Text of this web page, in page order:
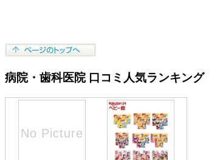
病院・歯科医院 口コミ人気ランキング